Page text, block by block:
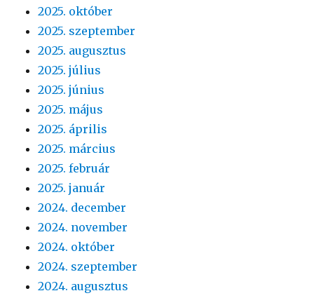
2025. október
2025. szeptember
2025. augusztus
2025. július
2025. június
2025. május
2025. április
2025. március
2025. február
2025. január
2024. december
2024. november
2024. október
2024. szeptember
2024. augusztus